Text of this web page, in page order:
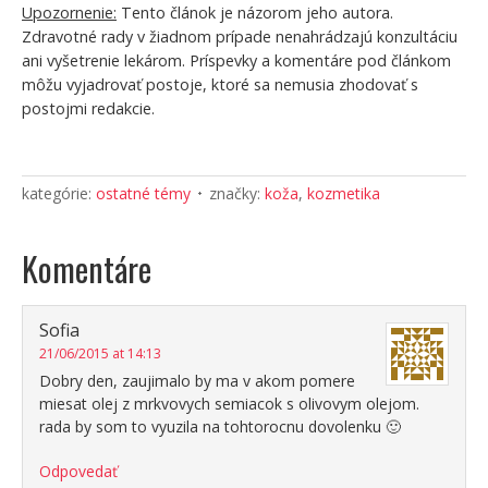
Upozornenie: Tento článok je názorom jeho autora.
Zdravotné rady v žiadnom prípade nenahrádzajú konzultáciu
ani vyšetrenie lekárom. Príspevky a komentáre pod článkom
môžu vyjadrovať postoje, ktoré sa nemusia zhodovať s
postojmi redakcie.
kategórie: ostatné témy značky: koža, kozmetika
Komentáre
Sofia
21/06/2015 at 14:13
Dobry den, zaujimalo by ma v akom pomere
miesat olej z mrkvovych semiacok s olivovym olejom.
rada by som to vyuzila na tohtorocnu dovolenku 🙂
Odpovedať